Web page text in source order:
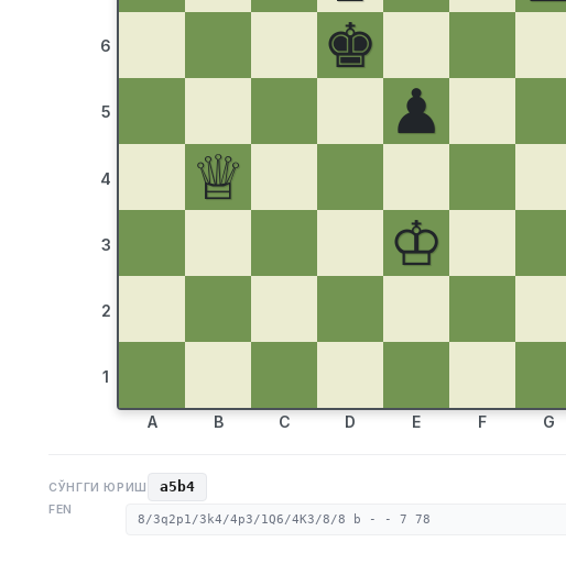
6
5
4
3
2
1
♚
♟
♕
♔
A B C D E F G
СЎНГГИ ЮРИШ a5b4
FEN
8/3q2p1/3k4/4p3/1Q6/4K3/8/8 b - - 7 78